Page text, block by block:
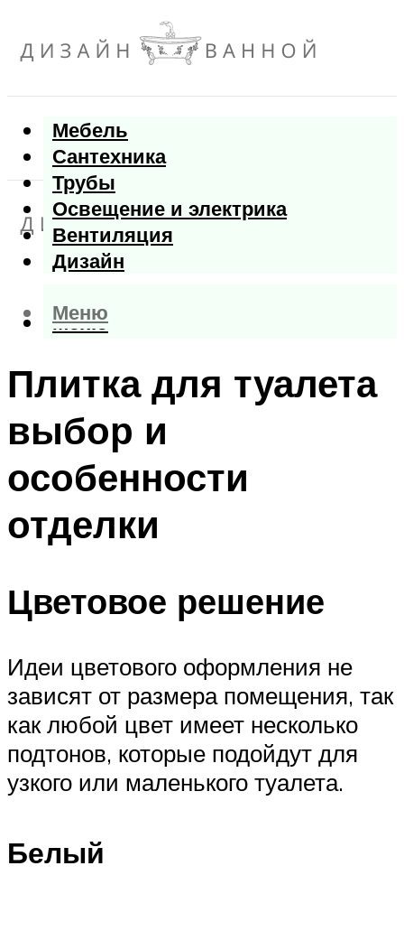
Мебель
Сантехника
Трубы
Освещение и электрика
Вентиляция
Дизайн
Меню
Меню
Плитка для туалета
выбор и
особенности
отделки
Цветовое решение
Идеи цветового оформления не
зависят от размера помещения, так
как любой цвет имеет несколько
подтонов, которые подойдут для
узкого или маленького туалета.
Белый